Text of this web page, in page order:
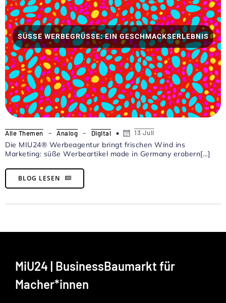
SÜSSE WERBEGRÜSSE: EIN GESCHMACKSERLEBNIS
Alle Themen - Analog - Digital 13 Juli
Die MIU24® Werbeagentur bringt frischen Wind ins
Marketing: süße Werbeartikel made in Germany erobern[…]
BLOG LESEN
MiU24 | BusinessBaumarkt für
Macher*innen